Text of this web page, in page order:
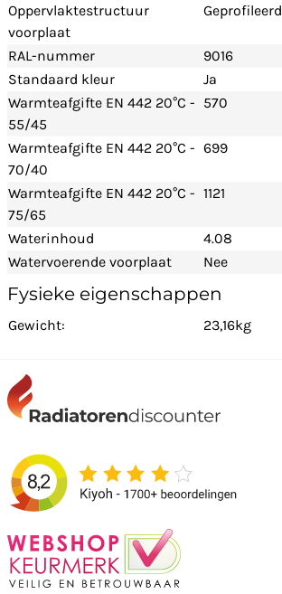
Oppervlaktestructuur
voorplaat
Geprofileerd
RAL-nummer
9016
Standaard kleur
Ja
Warmteafgifte EN 442 20°C -
55/45
570
Warmteafgifte EN 442 20°C -
70/40
699
Warmteafgifte EN 442 20°C -
75/65
1121
Waterinhoud
4.08
Watervoerende voorplaat
Nee
Fysieke eigenschappen
Gewicht: 23,16kg